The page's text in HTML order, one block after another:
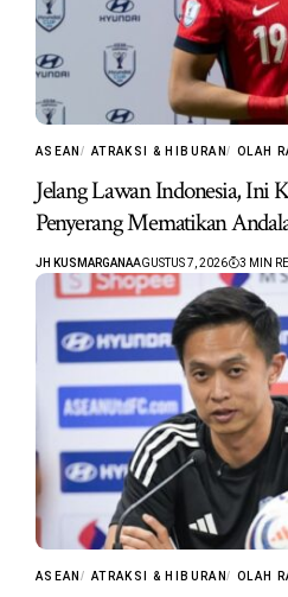
ASEAN ATRAKSI & HIBURAN OLAH
Jelang Lawan Indonesia, Ini
Penyerang Mematikan
JH KUSMARGANAAGUSTUS 7, 2026 3 MIN
ASEAN ATRAKSI & HIBURAN OLAH